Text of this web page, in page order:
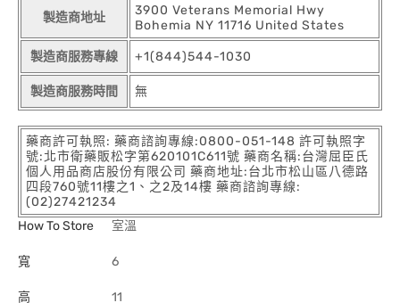
製造商地址
3900 Veterans Memorial Hwy
Bohemia NY 11716 United States
製造商服務專線 +1(844)544-1030
製造商服務時間 無
藥商許可執照: 藥商諮詢專線:0800-051-148 許可執照字
號:北市衛藥販松字第620101C611號 藥商名稱:台灣屈臣氏
個人用品商店股份有限公司 藥商地址:台北市松山區八德路
四段760號11樓之1、之2及14樓 藥商諮詢專線:
(02)27421234
How To Store
室溫
寬 6
高 11